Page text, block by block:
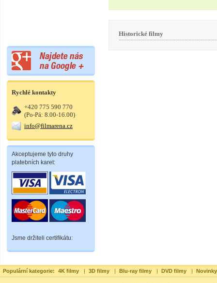
Rychlé kontakty
+420 775 590 770
(Po-Pá: 8.00-16.00)
info@filmarena.cz
Akceptujeme tyto druhy
platebních karet:
Jsme držiteli certifikátu:
Historické filmy
Populární kategorie: 4K filmy | 3D filmy | Blu-ray filmy | DVD filmy |